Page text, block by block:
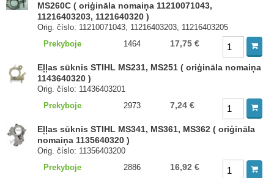
MS260C ( oriģināla nomaiņa 11210071043,
11216403203, 1121640320 )
Orig. číslo: 11210071043, 11216403203, 11216403205
Prekyboje
1464 17,75 €
Eļļas sūknis STIHL MS231, MS251 ( oriģināla nomaiņa
1143640320 )
Orig. číslo: 11436403201
Prekyboje
2973 7,24 €
Eļļas sūknis STIHL MS341, MS361, MS362 ( oriģināla
nomaiņa 1135640320 )
Orig. číslo: 11356403200
Prekyboje
2886 16,92 €